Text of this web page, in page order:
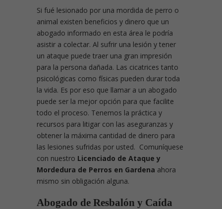
Si fué lesionado por una mordida de perro o
animal existen beneficios y dinero que un
abogado informado en esta área le podría
asistir a colectar. Al sufrir una lesión y tener
un ataque puede traer una gran impresión
para la persona dañada. Las cicatrices tanto
psicológicas como físicas pueden durar toda
la vida. Es por eso que llamar a un abogado
puede ser la mejor opción para que facilite
todo el proceso. Tenemos la práctica y
recursos para litigar con las aseguranzas y
obtener la máxima cantidad de dinero para
las lesiones sufridas por usted. Comuníquese
con nuestro Licenciado de Ataque y
Mordedura de Perros en Gardena ahora
mismo sin obligación alguna.
Abogado de Resbalón y Caída